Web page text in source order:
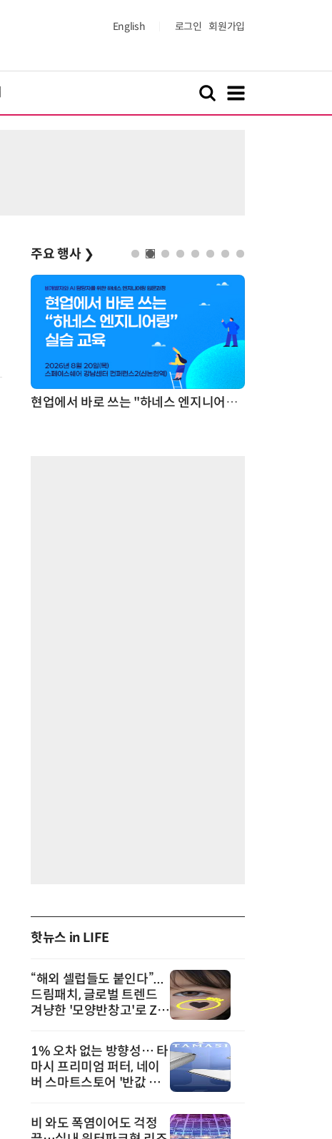
English 로그인 회원가입
주요 행사 ❯
현업에서 바로 쓰는 "하네스 엔지니어링" 실습 교육
핫뉴스 in LIFE
“해외 셀럽들도 붙인다”...
드림패치, 글로벌 트렌드
겨냥한 '모양반창고'로 Z세
1% 오차 없는 방향성… 타
마시 프리미엄 퍼터, 네이
버 스마트스토어 '반값 할
비 와도 폭염이어도 걱정